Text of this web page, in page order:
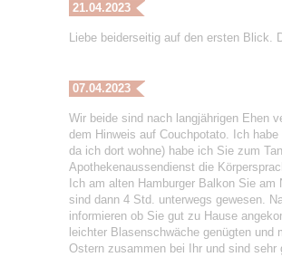
21.04.2023
Liebe beiderseitig auf den ersten Blick.
07.04.2023
Wir beide sind nach langjährigen Ehen
dem Hinweis auf Couchpotato. Ich
da ich dort wohne) habe ich Sie zum
Apothekenaussendienst die
Ich am alten Hamburger Balkon Sie
sind dann 4 Std. unterwegs gewesen.
informieren ob Sie gut zu Hause
leichter Blasenschwäche genügten
Ostern zusammen bei Ihr und sind